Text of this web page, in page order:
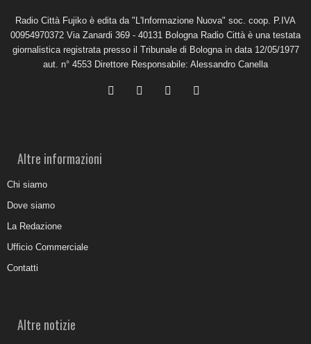
Radio Città Fujiko è edita da "L'Informazione Nuova" soc. coop. P.IVA
00954970372 Via Zanardi 369 - 40131 Bologna Radio Città è una testata
giornalistica registrata presso il Tribunale di Bologna in data 12/05/1977
aut. n° 4553 Direttore Responsabile: Alessandro Canella
Altre informazioni
Chi siamo
Dove siamo
La Redazione
Ufficio Commerciale
Contatti
Altre notizie